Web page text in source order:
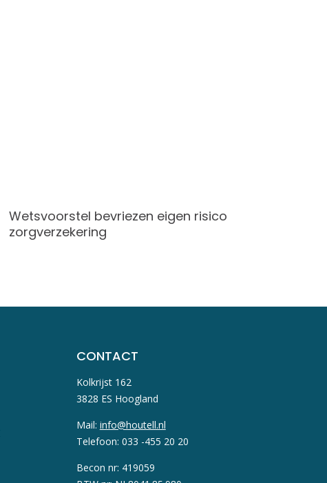
Wetsvoorstel bevriezen eigen risico
zorgverzekering
CONTACT
Kolkrijst 162
3828 ES Hoogland
Mail: info@houtell.nl
Telefoon: 033 -455 20 20
Becon nr: 419059